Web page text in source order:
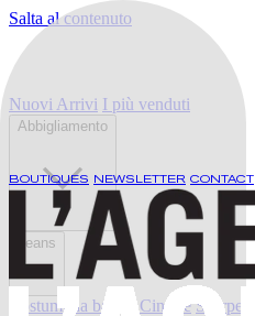
Salta al contenuto
BOUTIQUES NEWSLETTER CONTACT
Nuovi Arrivi I più venduti
Abbigliamento
Jeans
Costumi da bagno Cinture Scarpe